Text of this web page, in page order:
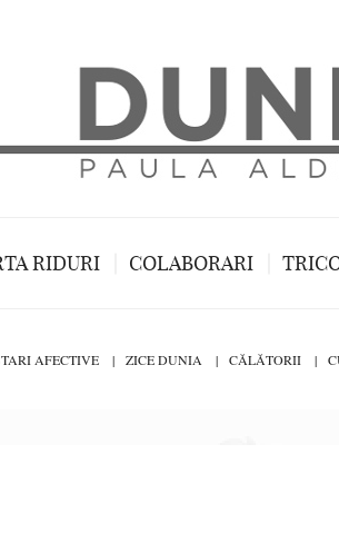
RIDURI COLABORARI
AFECTIVE ZICE DUNIA CĂLĂTORII